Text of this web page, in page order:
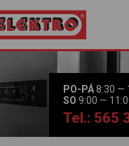
PO-PÁ8:30 —
SO 9:00 —
Tel.: 565